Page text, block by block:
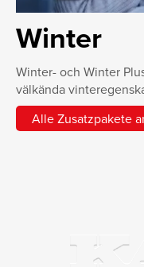
Winter
Winter- och Winter
välkända
Alle Zusatzpakete